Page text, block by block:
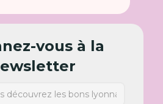
vous à la